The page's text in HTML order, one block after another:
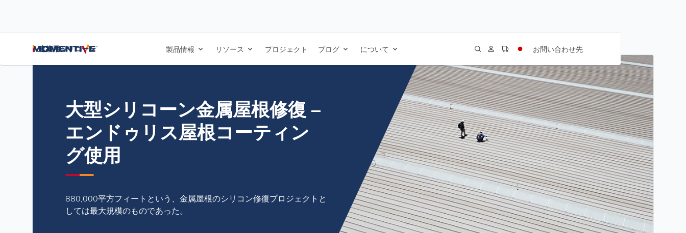
建築用シリコーン 製品情報 リソース プロジェクト ブログ について お問い合わせ先
ホーム /
大型シリコーン金属屋根修復 –
エンドゥリス屋根コーティン
グ使用
880,000平方フィートという、金属屋根のシリコン修復プロジェクトと
しては最大規模のものであった。